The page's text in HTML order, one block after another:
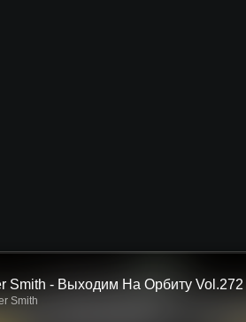
Smith - Выходим На Орбиту Vol.272
Smith